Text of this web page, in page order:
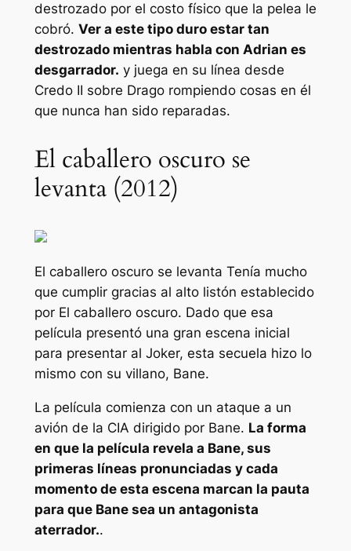
destrozado por el costo físico que la pelea le
cobró. Ver a este tipo duro estar tan
destrozado mientras habla con Adrian es
desgarrador. y juega en su línea desde
Credo II sobre Drago rompiendo cosas en él
que nunca han sido reparadas.
El caballero oscuro se
levanta (2012)
El caballero oscuro se levanta Tenía mucho
que cumplir gracias al alto listón establecido
por El caballero oscuro. Dado que esa
película presentó una gran escena inicial
para presentar al Joker, esta secuela hizo lo
mismo con su villano, Bane.
La película comienza con un ataque a un
avión de la CIA dirigido por Bane. La forma
en que la película revela a Bane, sus
primeras líneas pronunciadas y cada
momento de esta escena marcan la pauta
para que Bane sea un antagonista
aterrador..